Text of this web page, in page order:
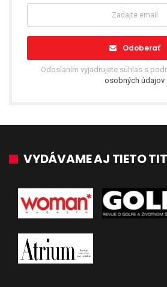
Odoberať
Odoslaním vyjadrujete súhlas s
osobných údajov
VYDÁVAME AJ TIETO